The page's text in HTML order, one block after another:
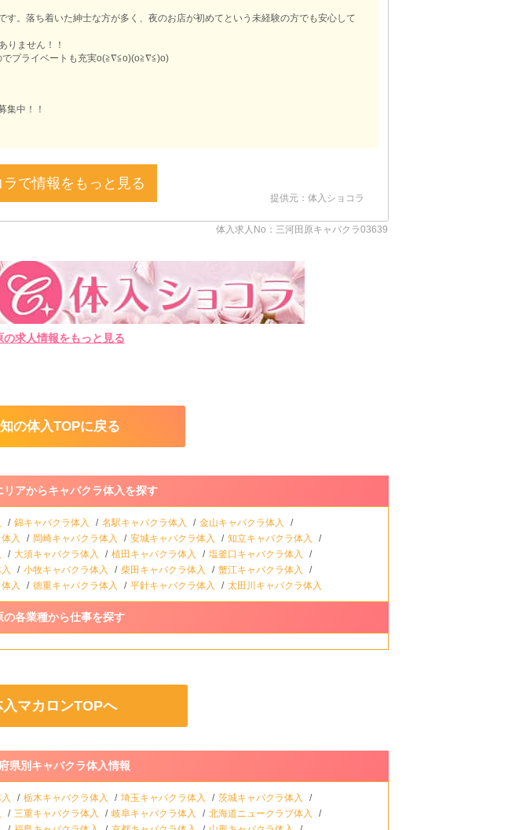
。落ち着いた紳士な方が多く、夜のお店が初めてという未経験の方でも安心して
りません！！
プライベートも充実o(≧∇≦o)(o≧∇≦)o)
集中！！
ラで情報をもっと見る
提供元：体入ショコラ
体入求人No：三河田原キャバクラ03639
の求人情報をもっと見る
の体入TOPに戻る
リアからキャバクラ体入を探す
錦キャバクラ体入 名駅キャバクラ体入
金山キャバクラ体入
入 岡崎キャバクラ体入 安城キャバクラ体入
知立キャバクラ体入
大須キャバクラ体入 植田キャバクラ体入
塩釜口キャバクラ体入
小牧キャバクラ体入 柴田キャバクラ体入
蟹江キャバクラ体入
入 徳重キャバクラ体入 平針キャバクラ体入 太田川キャバクラ体入
の各業種から仕事を探す
入マカロンTOPへ
県別キャバクラ体入情報
栃木キャバクラ体入 埼玉キャバクラ体入
茨城キャバクラ体入
三重キャバクラ体入 岐阜キャバクラ体入
北海道ニュークラブ体入